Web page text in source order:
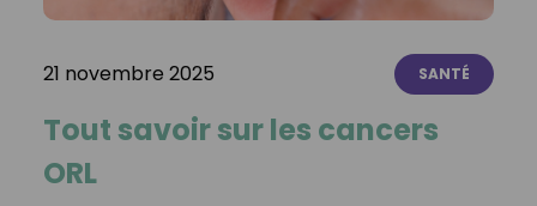
21 novembre 2025 SANTÉ
Tout savoir sur les cancers
ORL